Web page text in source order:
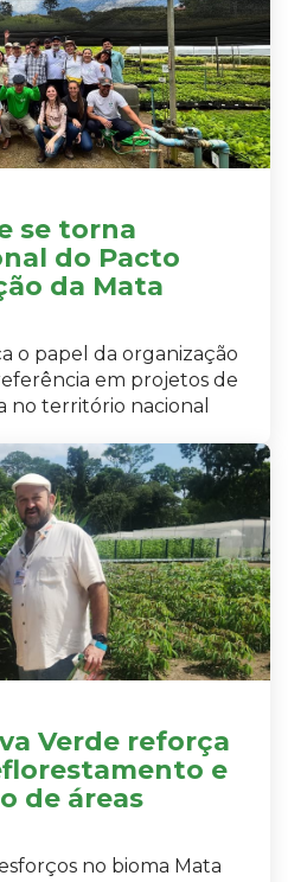
se torna
do Pacto
da Mata
o papel da organização
em projetos de
no território nacional
Verde reforça
e
de áreas
no bioma Mata